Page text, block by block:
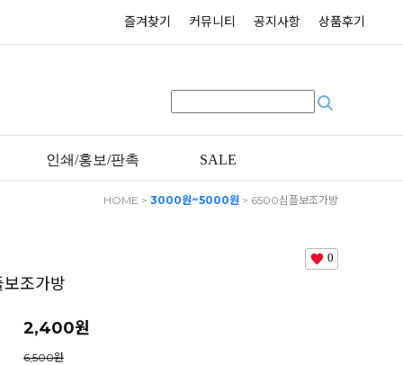
즐겨찾기 커뮤니티 공지사항 상품후기
인쇄/홍보/판촉 SALE
HOME > 3000원~5000원 > 6500심플보조가방
0
조가방
2,400원
6,500원